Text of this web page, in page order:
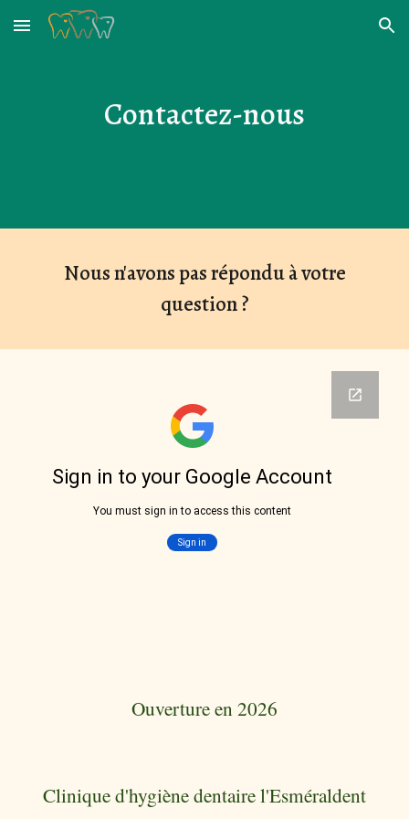
Skip to main content Skip to navigation
Contactez-nous
Nous n'avons pas répondu à votre
question ?
Ouverture en 2026
Clinique d'hygiène dentaire l'Esméraldent